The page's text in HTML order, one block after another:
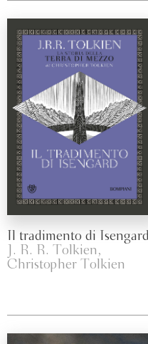
Il tradimento di Isengard
J. R. R. Tolkien,
Christopher Tolkien